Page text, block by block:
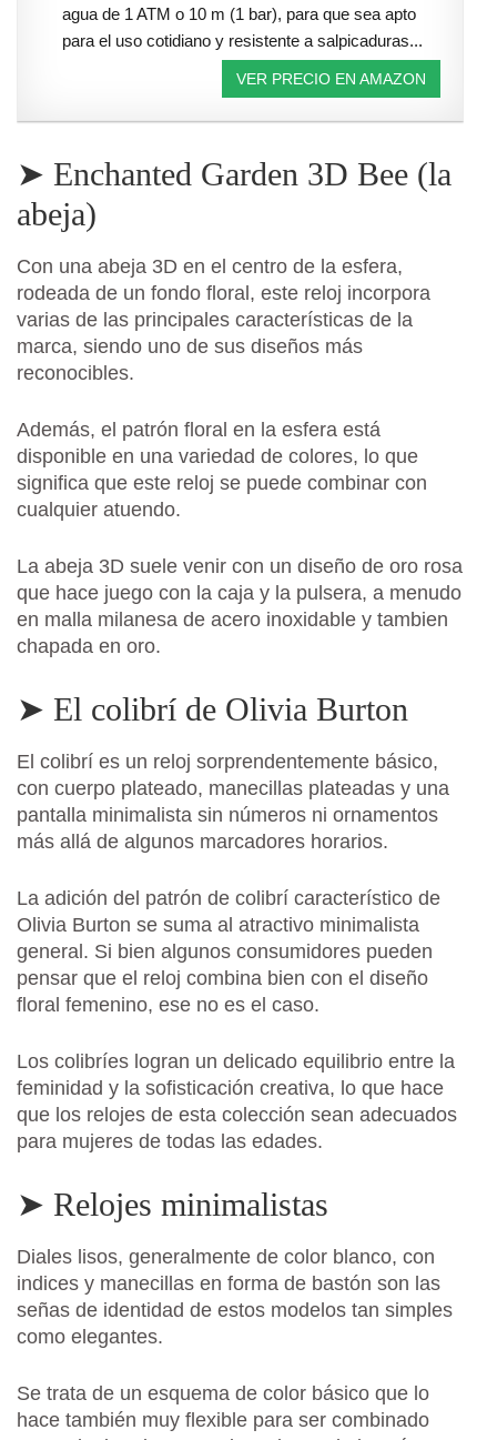
agua de 1 ATM o 10 m (1 bar), para que sea apto
para el uso cotidiano y resistente a salpicaduras...
VER PRECIO EN AMAZON
➤ Enchanted Garden 3D Bee (la
abeja)
Con una abeja 3D en el centro de la esfera,
rodeada de un fondo floral, este reloj incorpora
varias de las principales características de la
marca, siendo uno de sus diseños más
reconocibles.
Además, el patrón floral en la esfera está
disponible en una variedad de colores, lo que
significa que este reloj se puede combinar con
cualquier atuendo.
La abeja 3D suele venir con un diseño de oro rosa
que hace juego con la caja y la pulsera, a menudo
en malla milanesa de acero inoxidable y tambien
chapada en oro.
➤ El colibrí de Olivia Burton
El colibrí es un reloj sorprendentemente básico,
con cuerpo plateado, manecillas plateadas y una
pantalla minimalista sin números ni ornamentos
más allá de algunos marcadores horarios.
La adición del patrón de colibrí característico de
Olivia Burton se suma al atractivo minimalista
general. Si bien algunos consumidores pueden
pensar que el reloj combina bien con el diseño
floral femenino, ese no es el caso.
Los colibríes logran un delicado equilibrio entre la
feminidad y la sofisticación creativa, lo que hace
que los relojes de esta colección sean adecuados
para mujeres de todas las edades.
➤ Relojes minimalistas
Diales lisos, generalmente de color blanco, con
indices y manecillas en forma de bastón son las
señas de identidad de estos modelos tan simples
como elegantes.
Se trata de un esquema de color básico que lo
hace también muy flexible para ser combinado